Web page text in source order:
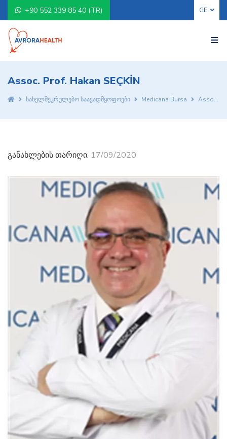
+90 552 339 85 40 (TR)
Assoc. Prof. Hakan SEÇKİN
სახელშეკრულებო საავადმყოფოები Medicana Bursa Assoc. Prof. Hakan SEÇKİN
განახლების თარიღი: 17/09/2020